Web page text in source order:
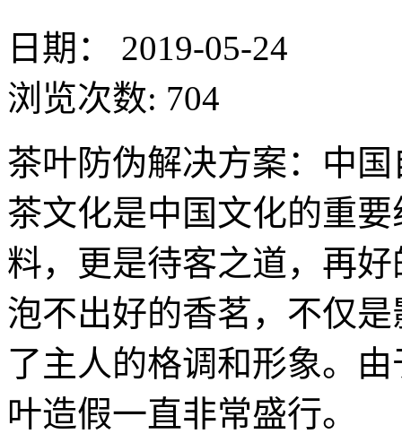
日期：
2019-05-24
浏览次数: 704
茶叶防伪解决方案：中
茶文化是中国文化的重
料，更是待客之道，再
泡不出好的香茗，不仅
了主人的格调和形象。
叶造假一直非常盛行。